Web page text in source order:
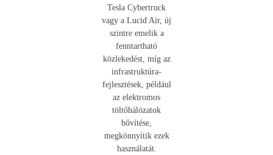
Tesla Cybertruck
vagy a Lucid Air, új
szintre emelik a
fenntartható
közlekedést, míg az
infrastruktúra-
fejlesztések, például
az elektromos
töltőhálózatok
bővítése,
megkönnyítik ezek
használatát.